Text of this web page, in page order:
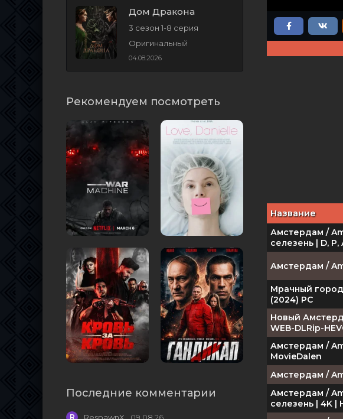
Дом Дракона
3 сезон 1-8 серия
Оригинальный
04.08.2026
Рекомендуем посмотреть
Последние комментарии
R
Название
Амстердам /
селезень | D, P,
Амстердам /
Мрачный город
(2024) PC
Новый
WEB-DLRip-
Амстердам /
MovieDalen
Амстердам /
Амстердам /
селезень | 4K |